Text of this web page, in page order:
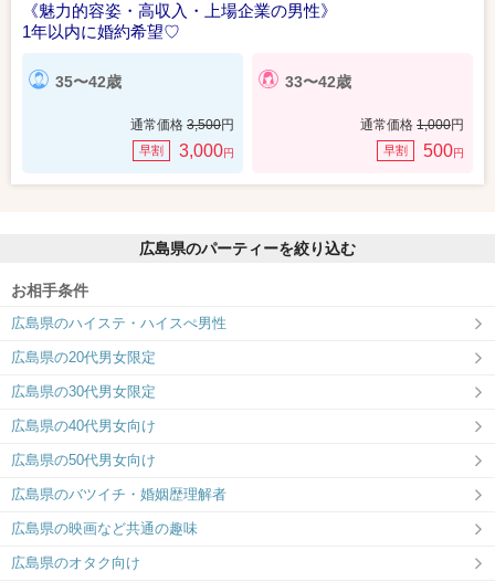
《魅力的容姿・高収入・上場企業の男性》
1年以内に婚約希望♡
35〜42歳
通常価格 3,500円
早割 3,000円
33〜42歳
通常価格 1,000円
早割 500円
広島県のパーティーを絞り込む
お相手条件
広島県のハイステ・ハイスぺ男性
広島県の20代男女限定
広島県の30代男女限定
広島県の40代男女向け
広島県の50代男女向け
広島県のバツイチ・婚姻歴理解者
広島県の映画など共通の趣味
広島県のオタク向け